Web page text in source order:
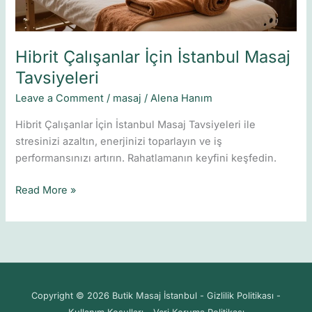
Hibrit Çalışanlar İçin İstanbul Masaj
Tavsiyeleri
Leave a Comment / masaj /Alena Hanım
Hibrit Çalışanlar İçin İstanbul Masaj Tavsiyeleri ile
stresinizi azaltın, enerjinizi toparlayın ve iş
performansınızı artırın. Rahatlamanın keyfini keşfedin.
Read More »
Copyright © 2026 Butik Masaj İstanbul - Gizlilik Politikası -